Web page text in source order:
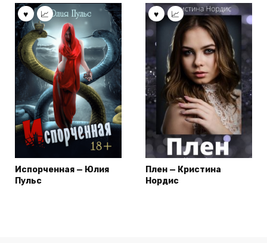
Испорченная — Юлия
Пульс
Плен — Кристина
Нордис